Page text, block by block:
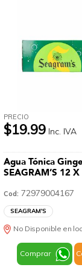
PRECIO
$19.99 Inc. IVA
Agua Tónica
SEAGRAM’S 12
Cod: 72979004167
SEAGRAM'S
No Disponible en
Comprar